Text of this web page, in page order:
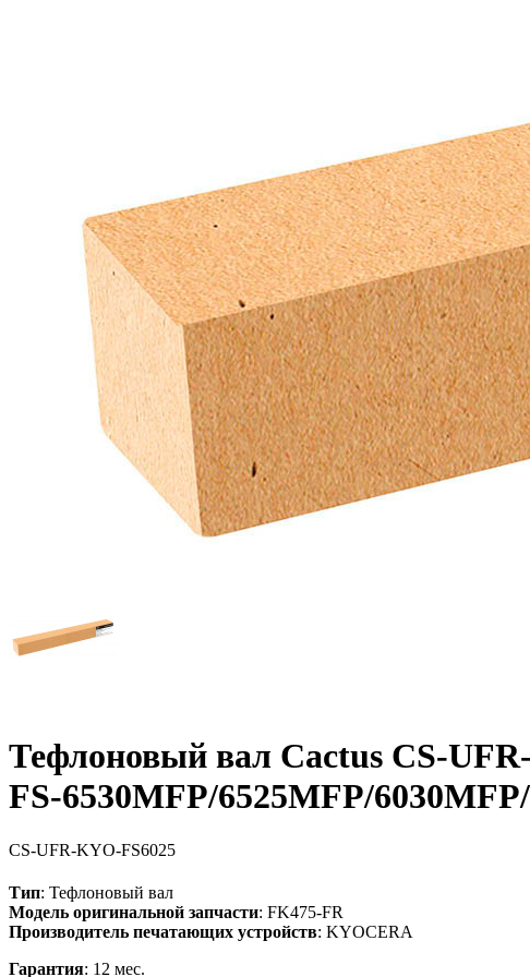
Тефлоновый вал Cactus CS-
FS-6530MFP/6525MFP/
CS-UFR-KYO-FS6025
Тип: Тефлоновый вал
Модель оригинальной запчасти: FK475-FR
Производитель печатающих устройств: KYOCERA
Гарантия: 12 мес.